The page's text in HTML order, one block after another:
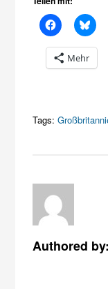
Mehr
Tags:
Authored by: